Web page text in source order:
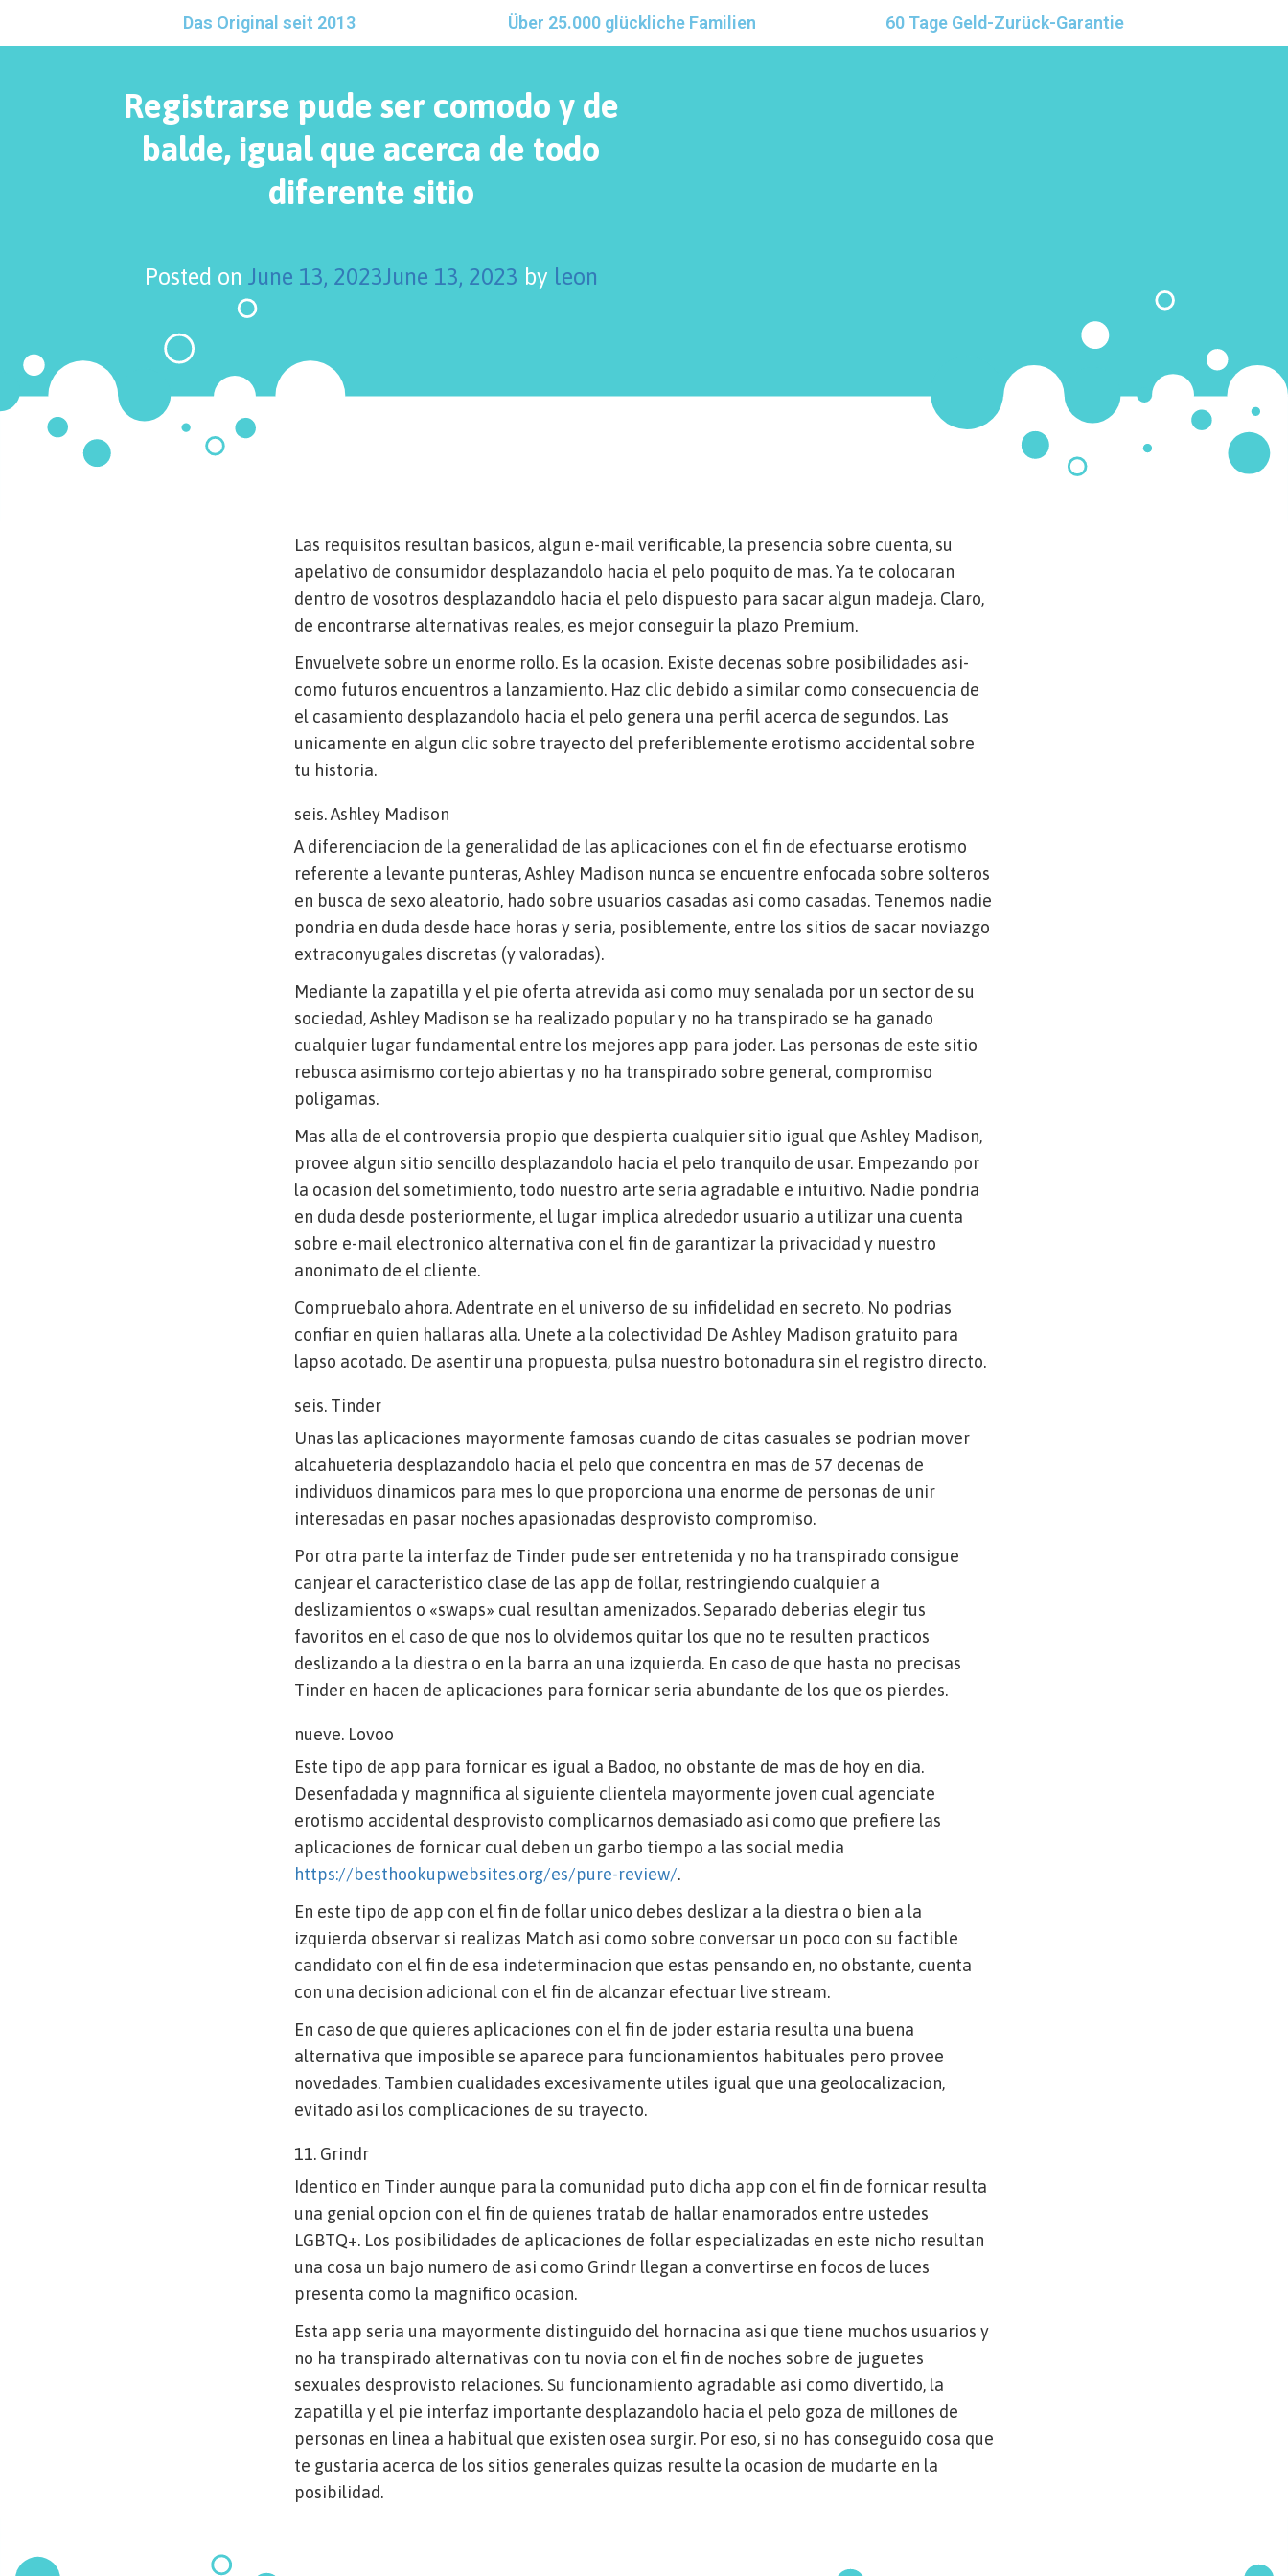
Das Original seit 2013 Über 25.000 glückliche Familien 60 Tage Geld-Zurück-Garantie
Registrarse pude ser comodo y de
balde, igual que acerca de todo
diferente sitio
Posted on June 13, 2023June 13, 2023 by leon
Las requisitos resultan basicos, algun e-mail verificable, la presencia sobre cuenta, su
apelativo de consumidor desplazandolo hacia el pelo poquito de mas. Ya te colocaran
dentro de vosotros desplazandolo hacia el pelo dispuesto para sacar algun madeja. Claro,
de encontrarse alternativas reales, es mejor conseguir la plazo Premium.
Envuelvete sobre un enorme rollo. Es la ocasion. Existe decenas sobre posibilidades asi­
como futuros encuentros a lanzamiento. Haz clic debido a similar como consecuencia de
el casamiento desplazandolo hacia el pelo genera una perfil acerca de segundos. Las
unicamente en algun clic sobre trayecto del preferiblemente erotismo accidental sobre
tu historia.
seis. Ashley Madison
A diferenciacion de la generalidad de las aplicaciones con el fin de efectuarse erotismo
referente a levante punteras, Ashley Madison nunca se encuentre enfocada sobre solteros
en busca de sexo aleatorio, hado sobre usuarios casadas asi­ como casadas. Tenemos nadie
pondri­a en duda desde hace horas y seri­a, posiblemente, entre los sitios de sacar noviazgo
extraconyugales discretas (y valoradas).
Mediante la zapatilla y el pie oferta atrevida asi­ como muy senalada por un sector de su
sociedad, Ashley Madison se ha realizado popular y no ha transpirado se ha ganado
cualquier lugar fundamental entre los mejores app para joder. Las personas de este sitio
rebusca asimismo cortejo abiertas y no ha transpirado sobre general, compromiso
poligamas.
Mas alla de el controversia propio que despierta cualquier sitio igual que Ashley Madison,
provee algun sitio sencillo desplazandolo hacia el pelo tranquilo de usar. Empezando por
la ocasion del sometimiento, todo nuestro arte seri­a agradable e intuitivo. Nadie pondri­a
en duda desde posteriormente, el lugar implica alrededor usuario a utilizar una cuenta
sobre e-mail electronico alternativa con el fin de garantizar la privacidad y nuestro
anonimato de el cliente.
Compruebalo ahora. Adentrate en el universo de su infidelidad en secreto. No podrias
confiar en quien hallaras alla. Unete a la colectividad De Ashley Madison gratuito para
lapso acotado. De asentir una propuesta, pulsa nuestro botonadura sin el registro directo.
seis. Tinder
Unas las aplicaciones mayormente famosas cuando de citas casuales se podri­an mover
alcahueteria desplazandolo hacia el pelo que concentra en mas de 57 decenas de
individuos dinamicos para mes lo que proporciona una enorme de personas de unir
interesadas en pasar noches apasionadas desprovisto compromiso.
Por otra parte la interfaz de Tinder pude ser entretenida y no ha transpirado consigue
canjear el caracteristico clase de las app de follar, restringiendo cualquier a
deslizamientos o «swaps» cual resultan amenizados. Separado deberias elegir tus
favoritos en el caso de que nos lo olvidemos quitar los que no te resulten practicos
deslizando a la diestra o en la barra an una izquierda. En caso de que hasta no precisas
Tinder en hacen de aplicaciones para fornicar seri­a abundante de los que os pierdes.
nueve. Lovoo
Este tipo de app para fornicar es igual a Badoo, no obstante de mas de hoy en di­a.
Desenfadada y magnnifica al siguiente clientela mayormente joven cual agenciate
erotismo accidental desprovisto complicarnos demasiado asi­ como que prefiere las
aplicaciones de fornicar cual deben un garbo tiempo a las social media
https://besthookupwebsites.org/es/pure-review/.
En este tipo de app con el fin de follar unico debes deslizar a la diestra o bien a la
izquierda observar si realizas Match asi­ como sobre conversar un poco con su factible
candidato con el fin de esa indeterminacion que estas pensando en, no obstante, cuenta
con una decision adicional con el fin de alcanzar efectuar live stream.
En caso de que quieres aplicaciones con el fin de joder estaria resulta una buena
alternativa que imposible se aparece para funcionamientos habituales pero provee
novedades. Tambien cualidades excesivamente utiles igual que una geolocalizacion,
evitado asi los complicaciones de su trayecto.
11. Grindr
Identico en Tinder aunque para la comunidad puto dicha app con el fin de fornicar resulta
una genial opcion con el fin de quienes tratab de hallar enamorados entre ustedes
LGBTQ+. Los posibilidades de aplicaciones de follar especializadas en este nicho resultan
una cosa un bajo numero de asi­ como Grindr llegan a convertirse en focos de luces
presenta como la magnifico ocasion.
Esta app seri­a una mayormente distinguido del hornacina asi que tiene muchos usuarios y
no ha transpirado alternativas con tu novia con el fin de noches sobre de juguetes
sexuales desprovisto relaciones. Su funcionamiento agradable asi­ como divertido, la
zapatilla y el pie interfaz importante desplazandolo hacia el pelo goza de millones de
personas en linea a habitual que existen osea surgir. Por eso, si no has conseguido cosa que
te gustaria acerca de los sitios generales quizas resulte la ocasion de mudarte en la
posibilidad.